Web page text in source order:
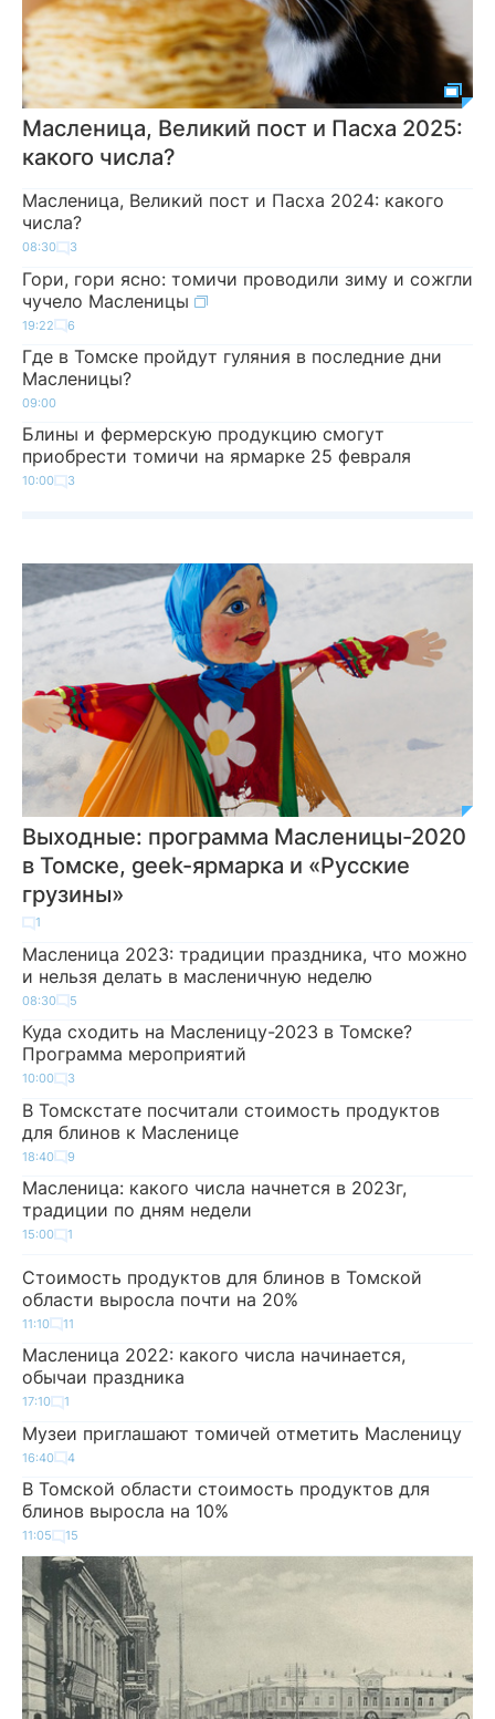
Масленица, Великий пост и Пасха 2025:
какого числа?
Масленица, Великий пост и Пасха 2024: какого
числа?
08:30 3
Гори, гори ясно: томичи проводили зиму и сожгли
чучело Масленицы
19:22 6
Где в Томске пройдут гуляния в последние дни
Масленицы?
09:00
Блины и фермерскую продукцию смогут
приобрести томичи на ярмарке 25 февраля
10:00 3
Выходные: программа Масленицы-2020
в Томске, geek-ярмарка и «Русские
грузины»
1
Масленица 2023: традиции праздника, что можно
и нельзя делать в масленичную неделю
08:30 5
Куда сходить на Масленицу-2023 в Томске?
Программа мероприятий
10:00 3
В Томскстате посчитали стоимость продуктов
для блинов к Масленице
18:40 9
Масленица: какого числа начнется в 2023г,
традиции по дням недели
15:00 1
Стоимость продуктов для блинов в Томской
области выросла почти на 20%
11:10 11
Масленица 2022: какого числа начинается,
обычаи праздника
17:10 1
Музеи приглашают томичей отметить Масленицу
16:40 4
В Томской области стоимость продуктов для
блинов выросла на 10%
11:05 15